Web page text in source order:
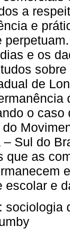
a
e
e os
de
o
Sul do
que as
escolar e
: sociologia